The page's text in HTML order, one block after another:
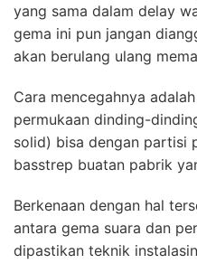
yang sama dalam delay
gema ini pun jangan
akan berulang ulang
Cara mencegahnya
permukaan dinding-
solid) bisa dengan partisi
basstrep buatan pabrik
Berkenaan dengan hal
antara gema suara dan
dipastikan teknik